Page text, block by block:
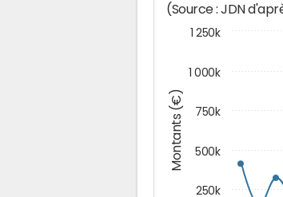
Montants (€)
(Source : JDN
250k
500k
750k
1 000k
1 250k